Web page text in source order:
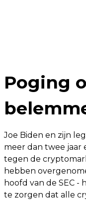
Poging
Joe Biden en zijn
meer dan twee jaar
tegen de
hebben
hoofd van de SEC
te zorgen dat alle